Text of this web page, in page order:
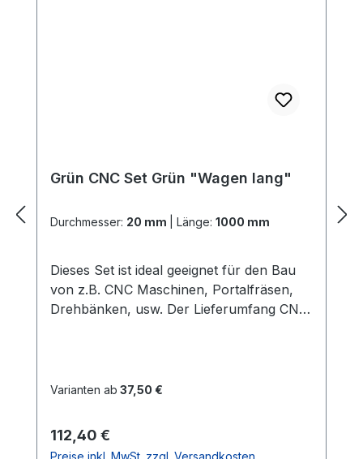
Grün CNC Set Grün "Wagen lang"
Durchmesser: 20 mm Länge: 1000 mm
Dieses Set ist ideal geeignet für den Bau
von z.B. CNC Maschinen, Portalfräsen,
Drehbänken, usw. Der Lieferumfang CNC
60 HRC 2x ALU -
(dieses ist die stabilere
Varianten ab 37,50 €
Regulärer Preis:
112,40 €
Preise inkl. MwSt. zzgl. Versandkosten